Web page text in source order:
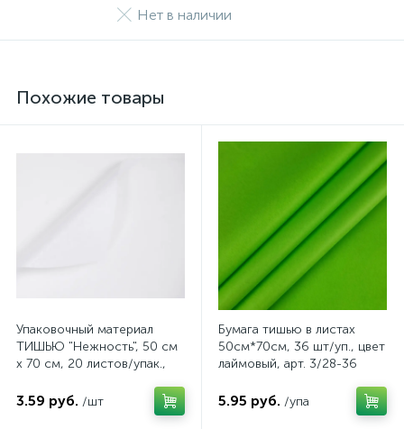
Нет в наличии
Похожие товары
Упаковочный материал
ТИШЬЮ "Нежность", 50 см
х 70 см, 20 листов/упак.,
3.59 руб. /шт
Бумага тишью в листах
50см*70см, 36 шт/уп., цвет
лаймовый, арт. 3/28-36
5.95 руб. /упа